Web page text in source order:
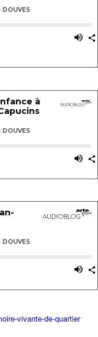
vivante-de-quartier